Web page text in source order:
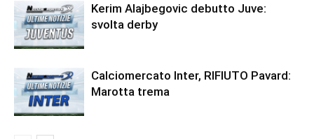
Kerim Alajbegovic debutto Juve:
svolta derby
Calciomercato Inter, RIFIUTO Pavard:
Marotta trema